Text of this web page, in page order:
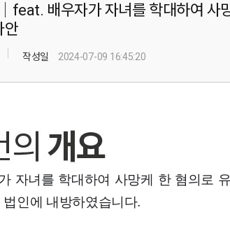
배우자가 자녀를 학대하여 사
안
작성일 2024-07-09 16:45:20
자녀를 학대하여 사망케 한 혐의로
인에 내방하였습니다.